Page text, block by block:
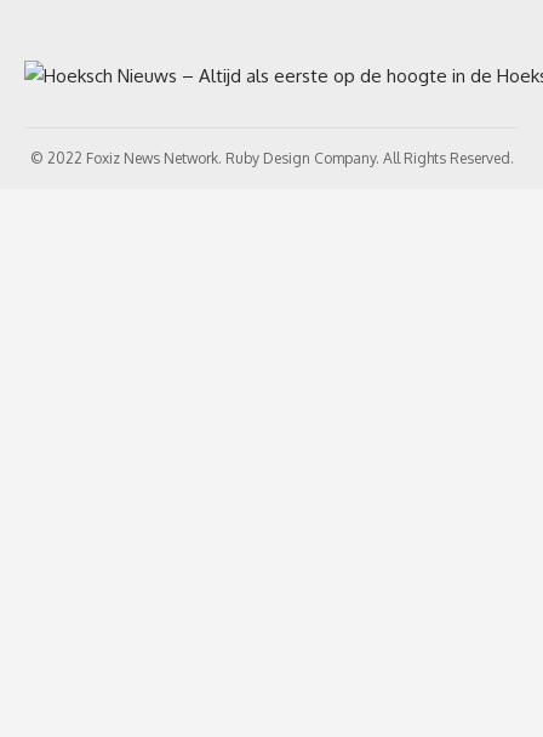
© 2022 Foxiz News Network. Ruby Design Company. All Rights Reserved.